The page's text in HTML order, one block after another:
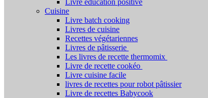
Livre éducation positive
Cuisine
Livre batch cooking
Livres de cuisine
Recettes végétariennes
Livres de pâtisserie
Les livres de recette thermomix
Livre de recette cookéo
Livre cuisine facile
livres de recettes pour robot pâtissier
Livre de recettes Babycook